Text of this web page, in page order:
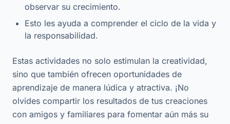
observar su crecimiento.
Esto les ayuda a comprender el ciclo de la vida y
la responsabilidad.
Estas actividades no solo estimulan la creatividad,
sino que también ofrecen oportunidades de
aprendizaje de manera lúdica y atractiva. ¡No
olvides compartir los resultados de tus creaciones
con amigos y familiares para fomentar aún más su